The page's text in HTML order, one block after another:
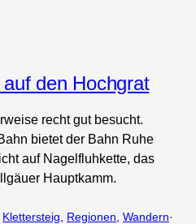
den Hochgrat
recht gut besucht.
bietet der Bahn Ruhe
auf Nagelfluhkette, das
Hauptkamm.
Klettersteig Regionen Wandern·